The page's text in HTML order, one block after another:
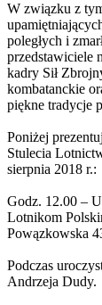
W związku z
poległych i
przedstawiciele
kadry Sił
kombatanckie
piękne tradycje
Poniżej
Stulecia
sierpnia 2018 r.:
Godz. 12.00 –
Lotnikom
Powązkowska
Podczas
Andrzeja Dudy.